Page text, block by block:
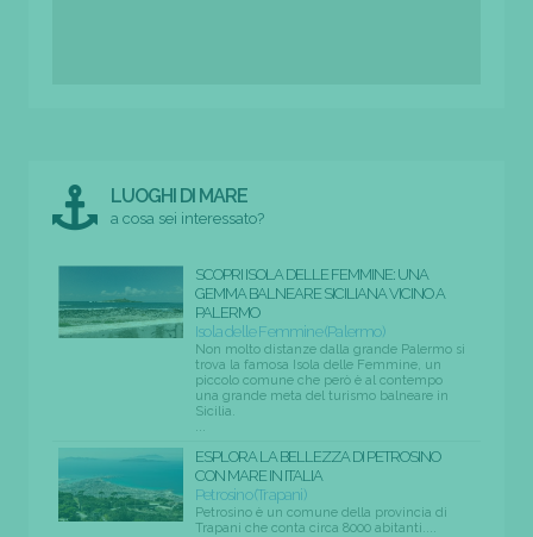
LUOGHI DI MARE
a cosa sei interessato?
SCOPRI ISOLA DELLE FEMMINE: UNA
GEMMA BALNEARE SICILIANA VICINO A
PALERMO
Isola delle Femmine (Palermo)
Non molto distanze dalla grande Palermo si
trova la famosa Isola delle Femmine, un
piccolo comune che però è al contempo
una grande meta del turismo balneare in
Sicilia.
...
ESPLORA LA BELLEZZA DI PETROSINO
CON MARE IN ITALIA
Petrosino (Trapani)
Petrosino è un comune della provincia di
Trapani che conta circa 8000 abitanti....